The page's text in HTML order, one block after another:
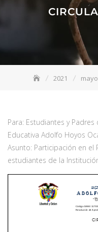
2021 mayo
Para: Estudiantes y
Educativa Adolfo Hoyos
Asunto: Participación en
estudiantes de la